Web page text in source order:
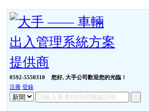
0592-5550310 您好, 大手公司歡迎您的光臨！
注冊 登錄